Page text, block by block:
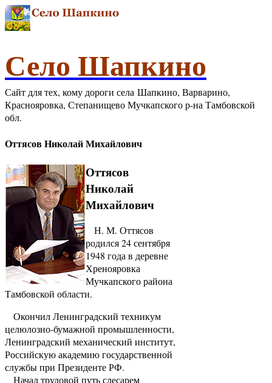
Село Шапкино
Сайт для тех, кому дороги села Шапкино, Варварино,
Краснояровка, Степанищево Мучкапского р-на Тамбовской
обл.
Оттясов Николай Михайлович
Оттясов
Николай
Михайлович
Н. М. Оттясов
родился 24 сентября
1948 года в деревне
Хренояровка
Мучкапского района
Тамбовской области.
Окончил Ленинградский техникум
целюлозно-бумажной промышленности,
Ленинградский механический институт,
Российскую академию государственной
службы при Президенте РФ.
Начал трудовой путь слесарем